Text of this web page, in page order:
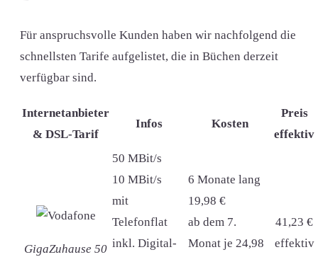
Für anspruchsvolle Kunden haben wir nachfolgend die
schnellsten Tarife aufgelistet, die in Büchen derzeit
verfügbar sind.
Internetanbieter
& DSL-Tarif
Infos Kosten
Preis
effektiv
GigaZuhause 50
50 MBit/s
10 MBit/s
mit
Telefonflat
inkl. Digital-
6 Monate lang
19,98 €
ab dem 7.
Monat je 24,98
41,23 €
effektiv